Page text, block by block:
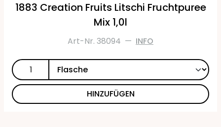
1883 Creation Fruits Litschi Fruchtpuree
Mix 1,0l
Art-Nr. 38094 — INFO
HINZUFÜGEN